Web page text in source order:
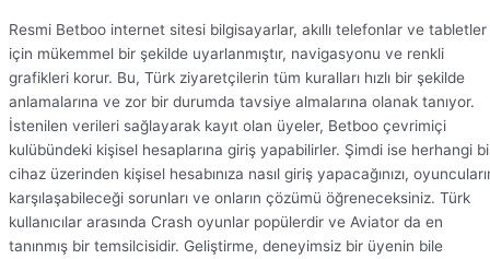
Resmi Betboo internet sitesi bilgisayarlar, akıllı telefonlar ve tabletler
için mükemmel bir şekilde uyarlanmıştır, navigasyonu ve renkli
grafikleri korur. Bu, Türk ziyaretçilerin tüm kuralları hızlı bir şekilde
anlamalarına ve zor bir durumda tavsiye almalarına olanak tanıyor.
İstenilen verileri sağlayarak kayıt olan üyeler, Betboo çevrimiçi
kulübündeki kişisel hesaplarına giriş yapabilirler. Şimdi ise herhangi
cihaz üzerinden kişisel hesabınıza nasıl giriş yapacağınızı,
karşılaşabileceği sorunları ve onların çözümü öğreneceksiniz. Türk
kullanıcılar arasında Crash oyunlar popülerdir ve Aviator da en
tanınmış bir temsilcisidir. Geliştirme, deneyimsiz bir üyenin bile